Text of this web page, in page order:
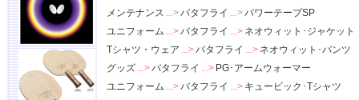
メンテナンス ...>バタフライ ...>パワーテープSP
ユニフォーム ...>バタフライ ...> ネオウィット･ジャケット
Tシャツ・ウェア ...>バタフライ ...> ネオウィット･パンツ
グッズ ...>バタフライ ...> PG･アームウォーマー
ユニフォーム ...>バタフライ ...> キュービック･Tシャツ